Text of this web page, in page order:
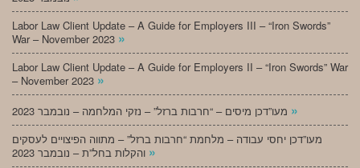
Labor Law Client Update – A Guide for Employers III – “Iron Swords”
War – November 2023 »
Labor Law Client Update – A Guide for Employers II – “Iron Swords” War
– November 2023 »
»
מעו”דכן יחסי עבודה – מלחמת “חרבות ברזל” – מתווה הפיצויים לעסקים
»